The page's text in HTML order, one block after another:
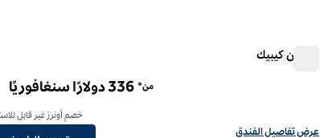
هيلتون كيبيك
عرض تفاصيل الفندق لفندق هيلتون كيبيك
عرض تفاصيل الفندق
من* 336 دولارًا سنغافوريًا
خصم أونرز غير قابل